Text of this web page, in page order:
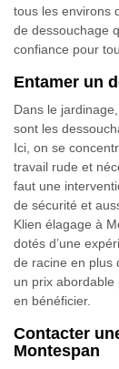
tous les environs
de dessouchage
confiance pour
Entamer un
Dans le
sont les
Ici, on se
travail rude et
faut une
de sécurité et
Klien élagage à
dotés d’une
de racine en plus
un prix
en bénéficier.
Contacter
Montespan